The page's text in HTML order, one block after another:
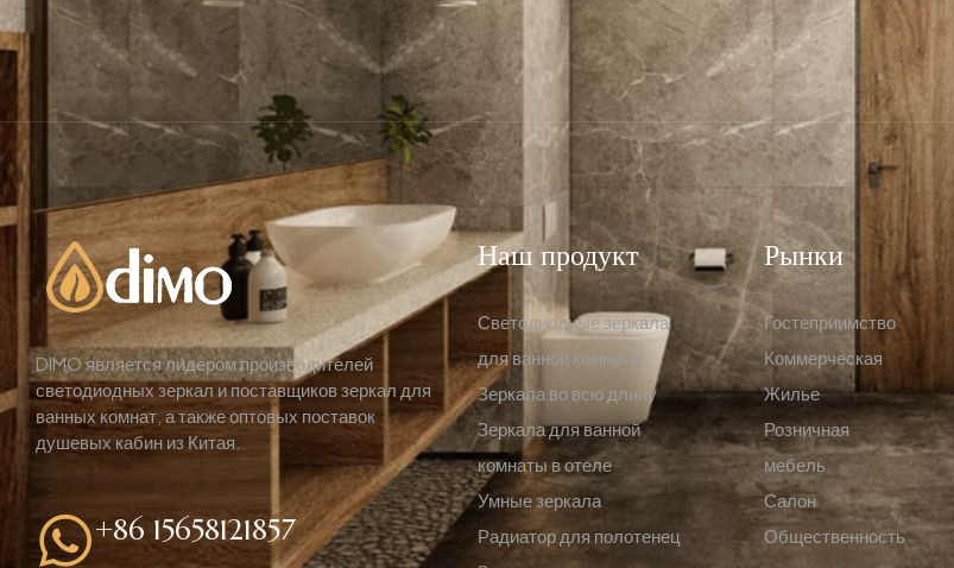
DIMO является лидером производителей
светодиодных зеркал и поставщиков зеркал для
ванных комнат, а также оптовых поставок
душевых кабин из Китая.
+86 15658121857
Наш продукт
Светодиодные зеркала
для ванной комнаты
Зеркала во всю длину
Зеркала для ванной
комнаты в отеле
Умные зеркала
Радиатор для полотенец
Рынки
Гостеприимство
Коммерческая
Жилье
Розничная
мебель
Салон
Общественность